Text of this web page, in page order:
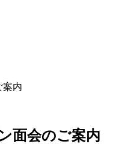
内
面会のご案内